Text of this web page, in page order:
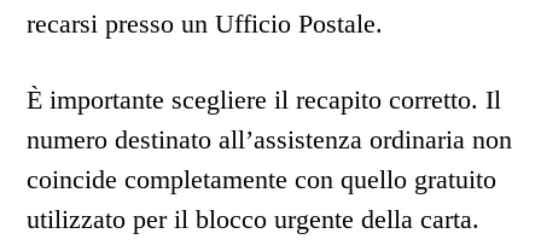
recarsi presso un Ufficio Postale.
È importante scegliere il recapito corretto. Il
numero destinato all’assistenza ordinaria non
coincide completamente con quello gratuito
utilizzato per il blocco urgente della carta.